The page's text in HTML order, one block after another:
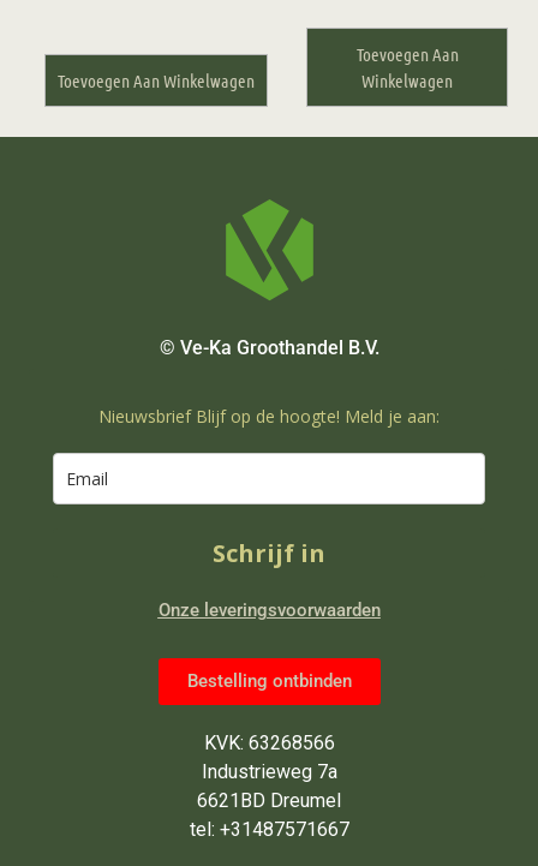
Toevoegen Aan Winkelwagen
Toevoegen Aan
Winkelwagen
© Ve-Ka Groothandel B.V.
Nieuwsbrief Blijf op de hoogte! Meld je aan:
Schrijf in
Onze leveringsvoorwaarden
Bestelling ontbinden
KVK: 63268566
Industrieweg 7a
6621BD Dreumel
tel: +31487571667